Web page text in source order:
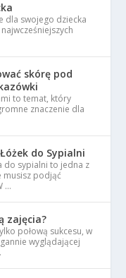
dla swojego dziecka
skórę pod
to temat, który
znaczenie dla
do Sypialni
do sypialni to jedna z
musisz podjąć
…
zajęcia?
połową sukcesu, w
wyglądającej